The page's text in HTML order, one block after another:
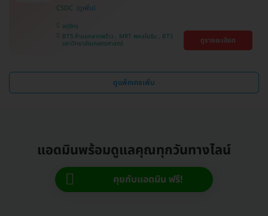
CSDC
จตุจักร
BTS ห้าแยกลาดพร้าว , MRT พหลโยธิน , BTS
มหาวิทยาลัยเกษตรศาสตร์ ดูรายละเอียด
ดูแพ็กเกจเพิ่ม
แอดมินพร้อมดูแลคุณทุกวันทางไลน์
คุยกับแอดมิน ฟรี!